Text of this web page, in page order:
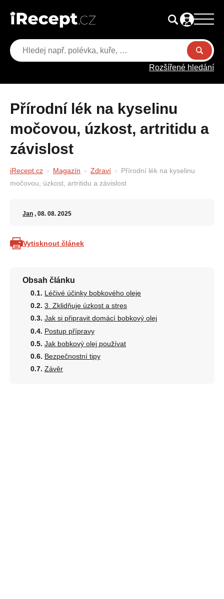
Rozšířené hledání
Přírodní lék na kyselinu
močovou, úzkost, artritidu a
závislost
iRecept.cz Magazín Zdraví
Přírodní lék na kyselinu
močovou, úzkost, artritidu a závislost
Jan , 08. 08. 2025
Vytisknout článek
Obsah článku
Léčivé účinky bobkového oleje
3. Zklidňuje úzkost a stres
Jak si připravit domácí bobkový olej
Postup přípravy
Jak bobkový olej používat
Bezpečnostní tipy
Závěr